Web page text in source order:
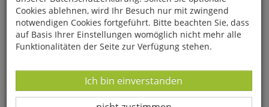
Cookies ablehnen, wird Ihr Besuch nur mit zwingend
notwendigen Cookies fortgeführt. Bitte beachten Sie, dass
auf Basis Ihrer Einstellungen womöglich nicht mehr alle
Funktionalitäten der Seite zur Verfügung stehen.
Datenverarbeitung -
Ich bin einverstanden